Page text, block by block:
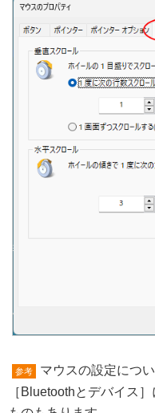
参考
マウスの設定につ
［Bluetoothとデバイス